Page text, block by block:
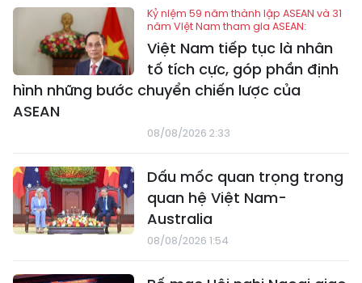
Kỷ niệm 59 năm thành lập ASEAN và 31
năm Việt Nam tham gia ASEAN:
Việt Nam tiếp tục là nhân
tố tích cực, góp phần định
hình những bước chuyển chiến lược của
ASEAN
08/08/2026 2:33
Dấu mốc quan trọng trong
quan hệ Việt Nam-
Australia
08/08/2026 1:54